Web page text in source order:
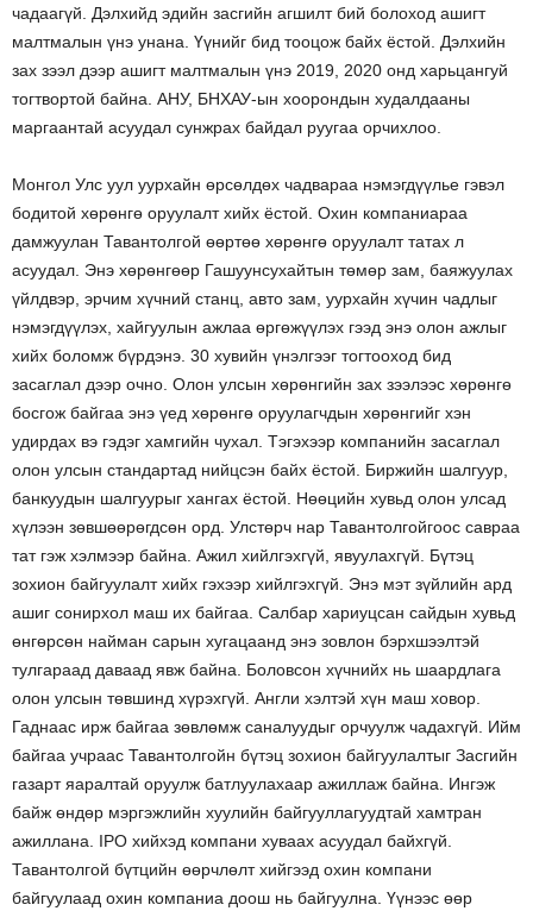
чадаагүй. Дэлхийд эдийн засгийн агшилт бий болоход ашигт
малтмалын үнэ унана. Үүнийг бид тооцож байх ёстой. Дэлхийн
зах зээл дээр ашигт малтмалын үнэ 2019, 2020 онд харьцангуй
тогтвортой байна. АНУ, БНХАУ-ын хоорондын худалдааны
маргаантай асуудал сунжрах байдал руугаа орчихлоо.
Монгол Улс уул уурхайн өрсөлдөх чадвараа нэмэгдүүлье гэвэл
бодитой хөрөнгө оруулалт хийх ёстой. Охин компаниараа
дамжуулан Тавантолгой өөртөө хөрөнгө оруулалт татах л
асуудал. Энэ хөрөнгөөр Гашуунсухайтын төмөр зам, баяжуулах
үйлдвэр, эрчим хүчний станц, авто зам, уурхайн хүчин чадлыг
нэмэгдүүлэх, хайгуулын ажлаа өргөжүүлэх гээд энэ олон ажлыг
хийх боломж бүрдэнэ. 30 хувийн үнэлгээг тогтооход бид
засаглал дээр очно. Олон улсын хөрөнгийн зах зээлээс хөрөнгө
босгож байгаа энэ үед хөрөнгө оруулагчдын хөрөнгийг хэн
удирдах вэ гэдэг хамгийн чухал. Тэгэхээр компанийн засаглал
олон улсын стандартад нийцсэн байх ёстой. Биржийн шалгуур,
банкуудын шалгуурыг хангах ёстой. Нөөцийн хувьд олон улсад
хүлээн зөвшөөрөгдсөн орд. Улстөрч нар Тавантолгойгоос савраа
тат гэж хэлмээр байна. Ажил хийлгэхгүй, явуулахгүй. Бүтэц
зохион байгуулалт хийх гэхээр хийлгэхгүй. Энэ мэт зүйлийн ард
ашиг сонирхол маш их байгаа. Салбар хариуцсан сайдын хувьд
өнгөрсөн найман сарын хугацаанд энэ зовлон бэрхшээлтэй
тулгараад даваад явж байна. Боловсон хүчнийх нь шаардлага
олон улсын төвшинд хүрэхгүй. Англи хэлтэй хүн маш ховор.
Гаднаас ирж байгаа зөвлөмж саналуудыг орчуулж чадахгүй. Ийм
байгаа учраас Тавантолгойн бүтэц зохион байгуулалтыг Засгийн
газарт яаралтай оруулж батлуулахаар ажиллаж байна. Ингэж
байж өндөр мэргэжлийн хуулийн байгууллагуудтай хамтран
ажиллана. IPO хийхэд компани хуваах асуудал байхгүй.
Тавантолгой бүтцийн өөрчлөлт хийгээд охин компани
байгуулаад охин компаниа доош нь байгуулна. Үүнээс өөр